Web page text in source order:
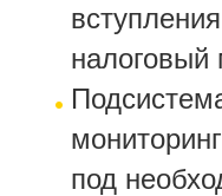
налоговый
под